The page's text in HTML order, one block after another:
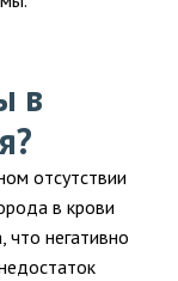
в
отсутствии
в крови
что негативно